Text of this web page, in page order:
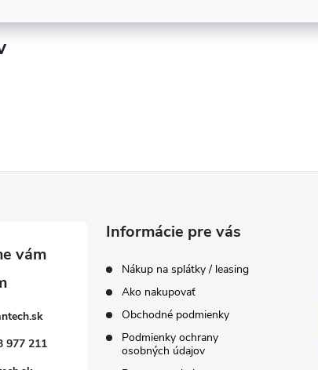
977 211
Informácie pre vás
Nákup na splátky / leasing
Ako nakupovať
Obchodné podmienky
Podmienky ochrany
osobných údajov